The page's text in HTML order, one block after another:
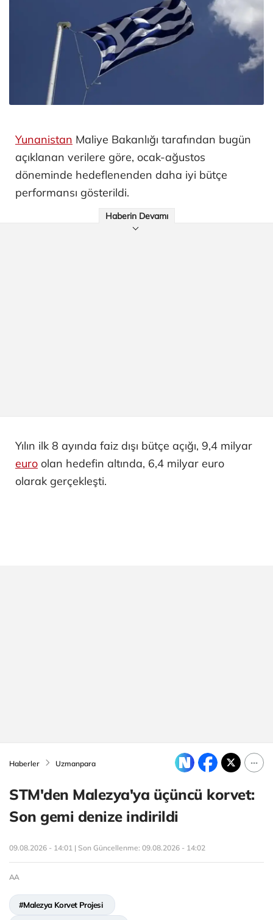
Yunanistan Maliye Bakanlığı tarafından bugün
açıklanan verilere göre, ocak-ağustos
döneminde hedeflenenden daha iyi bütçe
performansı gösterildi.
Haberin Devamı
Yılın ilk 8 ayında faiz dışı bütçe açığı, 9,4 milyar
euro olan hedefin altında, 6,4 milyar euro
olarak gerçekleşti.
Haberler Uzmanpara
STM'den Malezya'ya üçüncü korvet:
Son gemi denize indirildi
09.08.2026 - 14:01 | Son Güncellenme: 09.08.2026 - 14:02
AA
#Malezya Korvet Projesi